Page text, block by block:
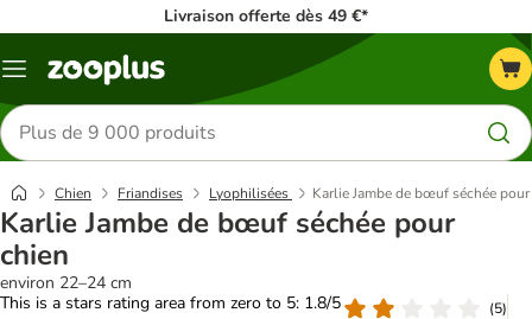
Livraison offerte dès 49 €*
Menu
Rechercher
des
produits
Chien Friandises Lyophilisées Karlie Jambe de bœuf séchée
Karlie Jambe de bœuf séchée pour
chien
environ 22–24 cm
This is a stars rating area from zero to 5: 1.8/5
(5)